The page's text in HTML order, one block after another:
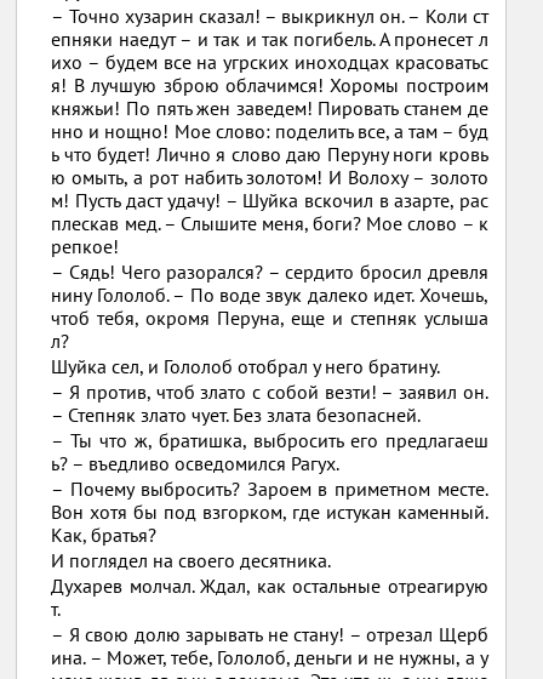
– Точно хузарин сказал! – выкрикнул он. – Коли ст
епняки наедут – и так и так погибель. А пронесет л
ихо – будем все на угрских иноходцах красоватьс
я! В лучшую зброю облачимся! Хоромы построим
княжьи! По пять жен заведем! Пировать станем де
нно и нощно! Мое слово: поделить все, а там – буд
ь что будет! Лично я слово даю Перуну ноги кровь
ю омыть, а рот набить золотом! И Волоху – золото
м! Пусть даст удачу! – Шуйка вскочил в азарте, рас
плескав мед. – Слышите меня, боги? Мое слово – к
репкое!
– Сядь! Чего разорался? – сердито бросил древля
нину Гололоб. – По воде звук далеко идет. Хочешь,
чтоб тебя, окромя Перуна, еще и степняк услыша
л?
Шуйка сел, и Гололоб отобрал у него братину.
– Я против, чтоб злато с собой везти! – заявил он.
– Степняк злато чует. Без злата безопасней.
– Ты что ж, братишка, выбросить его предлагаеш
ь? – въедливо осведомился Рагух.
– Почему выбросить? Зароем в приметном месте.
Вон хотя бы под взгорком, где истукан каменный.
Как, братья?
И поглядел на своего десятника.
Духарев молчал. Ждал, как остальные отреагирую
т.
– Я свою долю зарывать не стану! – отрезал Щерб
ина. – Может, тебе, Гололоб, деньги и не нужны, а у